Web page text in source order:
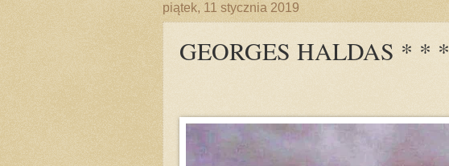
piątek, 11 stycznia 2019
GEORGES HALDAS * * *